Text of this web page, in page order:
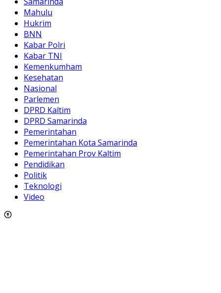
Mahulu
Hukrim
BNN
Kabar Polri
Kabar TNI
Kemenkumham
Kesehatan
Nasional
Parlemen
DPRD Kaltim
DPRD Samarinda
Pemerintahan
Pemerintahan Kota Samarinda
Pemerintahan Prov Kaltim
Pendidikan
Politik
Teknologi
Video